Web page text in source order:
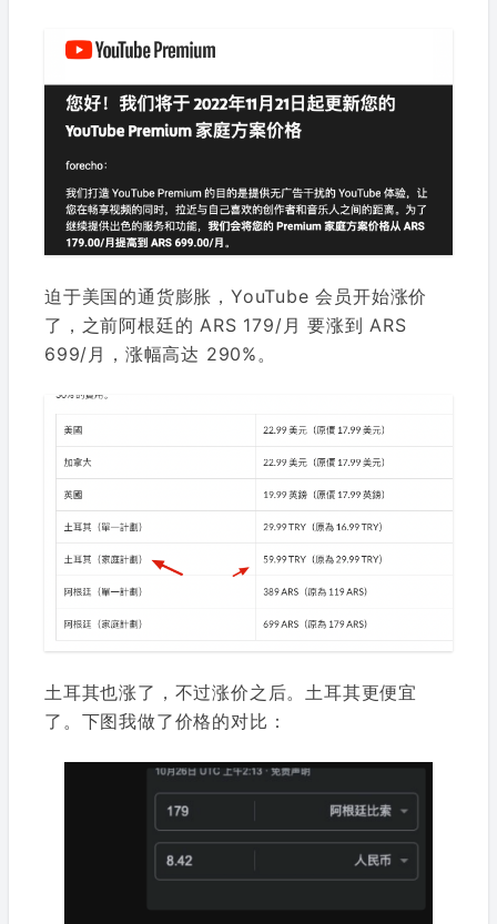
迫于美国的通货膨胀，YouTube 会员开始涨价
了，之前阿根廷的 ARS 179/月 要涨到 ARS
699/月，涨幅高达 290%。
土耳其也涨了，不过涨价之后。土耳其更便宜
了。下图我做了价格的对比：